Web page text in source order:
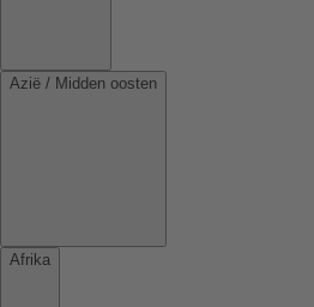
Azië / Midden oosten
Afrika